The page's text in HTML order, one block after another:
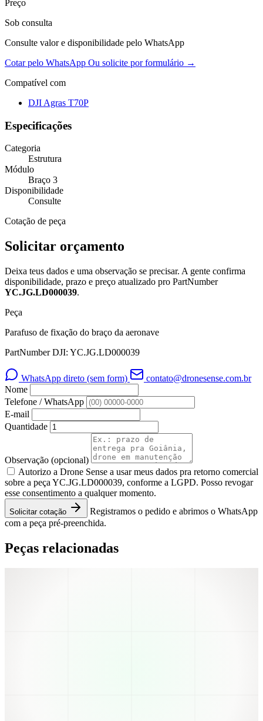
Preço
Sob consulta
Consulte valor e disponibilidade pelo WhatsApp
Cotar pelo WhatsApp Ou solicite por formulário →
Compatível com
DJI Agras T70P
Especificações
Categoria
Estrutura
Módulo
Braço 3
Disponibilidade
Consulte
Cotação de peça
Solicitar orçamento
Deixa teus dados e uma observação se precisar. A gente confirma
disponibilidade, prazo e preço atualizado pro PartNumber
YC.JG.LD000039.
Peça
Parafuso de fixação do braço da aeronave
PartNumber DJI: YC.JG.LD000039
WhatsApp direto (sem form)
contato@dronesense.com.br
Nome
Telefone / WhatsApp
E-mail
Quantidade
Observação (opcional)
Autorizo a Drone Sense a usar meus dados pra retorno comercial
sobre a peça YC.JG.LD000039, conforme a LGPD. Posso revogar
esse consentimento a qualquer momento.
Solicitar cotação
Registramos o pedido e abrimos o WhatsApp
com a peça pré-preenchida.
Peças relacionadas